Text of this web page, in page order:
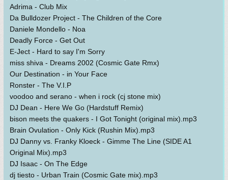
Adrima - Club Mix
Da Bulldozer Project - The Children of the Core
Daniele Mondello - Noa
Deadly Force - Get Out
E-Ject - Hard to say I'm Sorry
miss shiva - Dreams 2002 (Cosmic Gate Rmx)
Our Destination - in Your Face
Ronster - The V.I.P
voodoo and serano - when i rock (cj stone mix)
DJ Dean - Here We Go (Hardstuff Remix)
bison meets the quakers - I Got Tonight (original mix).mp3
Brain Ovulation - Only Kick (Rushin Mix).mp3
DJ Danny vs. Franky Kloeck - Gimme The Line (SIDE A1
Original Mix).mp3
DJ Isaac - On The Edge
dj tiesto - Urban Train (Cosmic Gate mix).mp3